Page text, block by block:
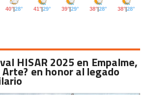
HISAR 2025 en Empalme,
en honor al legado